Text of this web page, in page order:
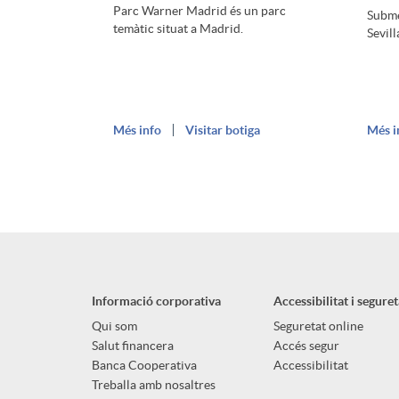
I
n
Parc Warner Madrid és un parc
temàtic situat a Madrid.
Més info Visitar botiga Més
Informació corporativa
Qui som
Salut financera
Banca Cooperativa
Treballa amb nosaltres
Accessibilitat i
Seguretat online
Accés segur
Accessibilitat